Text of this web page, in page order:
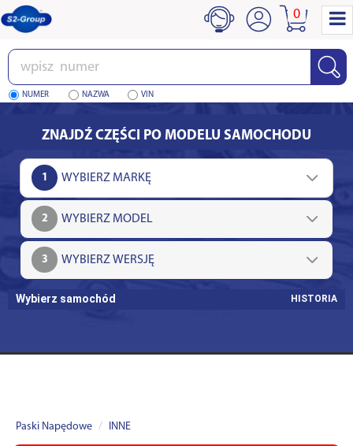
Wpisz
numer
NUMER NAZWA VIN
0
ZNAJDŹ CZĘŚCI PO MODELU SAMOCHODU
1
2
3
Wybierz samochód HISTORIA
Paski Napędowe INNE